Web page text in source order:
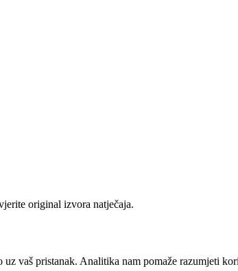
original izvora natječaja.
vaš pristanak. Analitika nam pomaže razumjeti